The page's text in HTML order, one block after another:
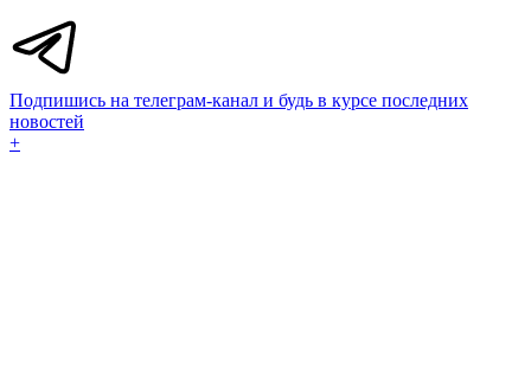
Подпишись на телеграм-канал и будь в курсе последних
новостей
+